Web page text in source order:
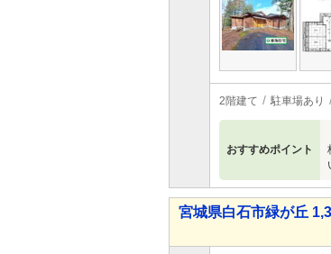
2階建て 駐車場あり
おすすめポイント
宮城県白石市緑が丘